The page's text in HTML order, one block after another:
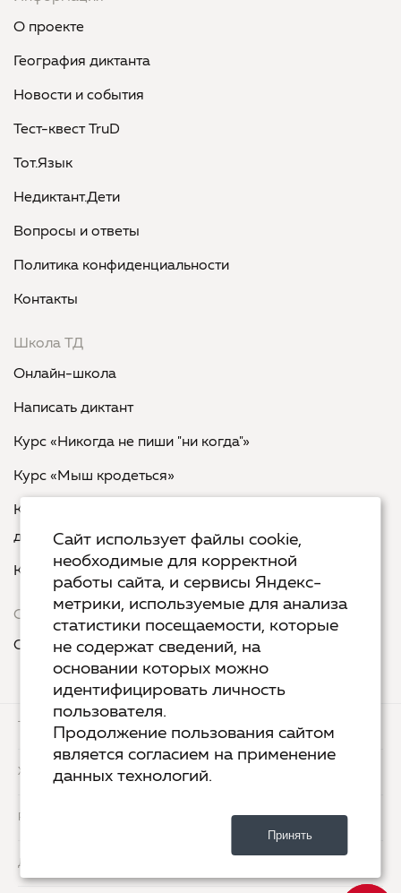
О проекте
География диктанта
Новости и события
Тест-квест TruD
Тот.Язык
Недиктант.Дети
Вопросы и ответы
Политика конфиденциальности
Контакты
Школа ТД
Онлайн-школа
Написать диктант
Курс «Никогда не пиши "ни когда"»
Курс «Мыш кродеться»
Курс «Русская пунктуация: болевые точки... и
двоеточия»
Курс «Я пишу - мне отвечают»
Сервисы
Организовать акцию в своем городе
ТЕХ.ПОДДЕРЖКА
ХОСТИНГ YANDEX CLOUD
РАЗРАБОТКА
ДИЗАЙН
Сайт использует файлы cookie,
необходимые для корректной
работы сайта, и сервисы Яндекс-
метрики, используемые для анализа
статистики посещаемости, которые
не содержат сведений, на
основании которых можно
идентифицировать личность
пользователя.
Продолжение пользования сайтом
является согласием на применение
данных технологий.
Принять